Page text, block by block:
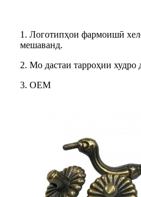
1. Логотипҳои фармоишӣ
мешаванд.
2. Мо дастаи тарроҳии худро
3. OEM